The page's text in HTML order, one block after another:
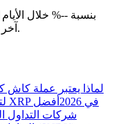
آخر 24 ساعة، و بنسبة --% في الساعة الماضية.
لماذا يعتبر عملة
توقعات xrpl_adam لتحركات سعر XRP في 2026
أفضل